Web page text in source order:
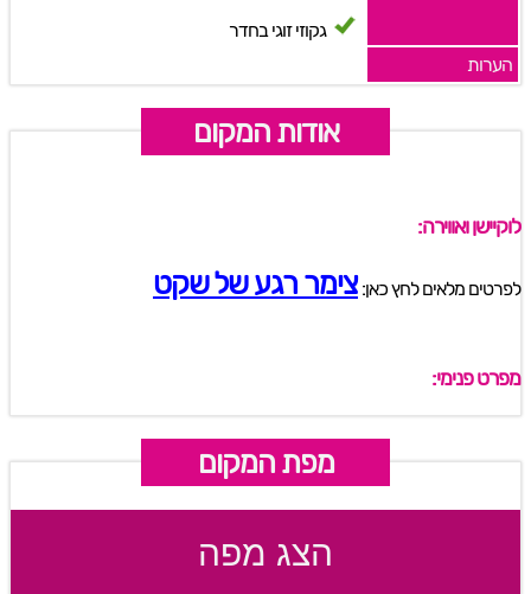
גקוזי זוגי בחדר
הערות
אודות המקום
לוקיישן ואווירה:
לפרטים מלאים לחץ כאן:צימר רגע של שקט
מפרט פנימי:
מפת המקום
הצג מפה